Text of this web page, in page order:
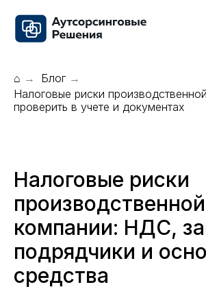
⌂ → Блог →
Налоговые риски
проверить в учете и документах
Налоговые риски
производственной
компании: НДС,
подрядчики и
средства